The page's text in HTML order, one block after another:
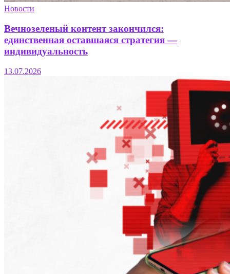
Новости
Вечнозеленый контент закончился:
единственная оставшаяся стратегия —
индивидуальность
13.07.2026